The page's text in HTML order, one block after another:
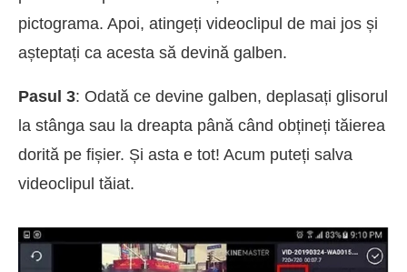
pictograma. Apoi, atingeți videoclipul de mai jos și
așteptați ca acesta să devină galben.
Pasul 3: Odată ce devine galben, deplasați glisorul
la stânga sau la dreapta până când obțineți tăierea
dorită pe fișier. Și asta e tot! Acum puteți salva
videoclipul tăiat.